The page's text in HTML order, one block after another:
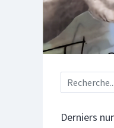
Menu
Derniers